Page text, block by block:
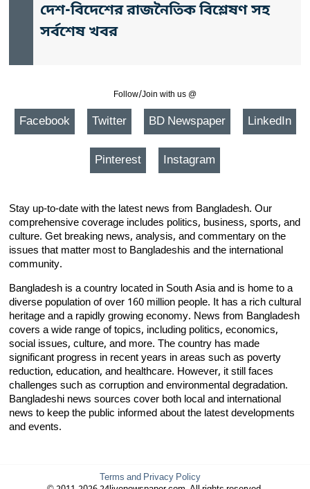
দেশ-বিদেশের রাজনৈতিক বিশ্লেষণ সহ
সর্বশেষ খবর
Follow/Join with us @
Facebook Twitter BD Newspaper LinkedIn
Pinterest Instagram
Stay up-to-date with the latest news from Bangladesh. Our
comprehensive coverage includes politics, business, sports, and
culture. Get breaking news, analysis, and commentary on the
issues that matter most to Bangladeshis and the international
community.
Bangladesh is a country located in South Asia and is home to a
diverse population of over 160 million people. It has a rich cultural
heritage and a rapidly growing economy. News from Bangladesh
covers a wide range of topics, including politics, economics,
social issues, culture, and more. The country has made
significant progress in recent years in areas such as poverty
reduction, education, and healthcare. However, it still faces
challenges such as corruption and environmental degradation.
Bangladeshi news sources cover both local and international
news to keep the public informed about the latest developments
and events.
Terms and Privacy Policy